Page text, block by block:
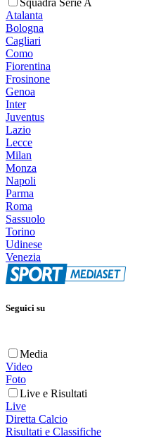
Squadra Serie A
Atalanta
Bologna
Cagliari
Como
Fiorentina
Frosinone
Genoa
Inter
Juventus
Lazio
Lecce
Milan
Monza
Napoli
Parma
Roma
Sassuolo
Torino
Udinese
Venezia
Seguici su
Media
Video
Foto
Live e Risultati
Live
Diretta Calcio
Risultati e Classifiche